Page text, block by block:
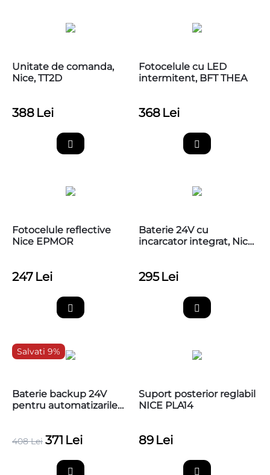
Unitate de comanda,
Nice, TT2D
388 Lei
Fotocelule cu LED
intermitent, BFT THEA
368 Lei
Fotocelule reflective
Nice EPMOR
247 Lei
Baterie 24V cu
incarcator integrat, Nice
295 Lei
Salvati 9%
Baterie backup 24V
pentru automatizarile
408 Lei 371 Lei
Suport posterior reglabil
NICE PLA14
89 Lei